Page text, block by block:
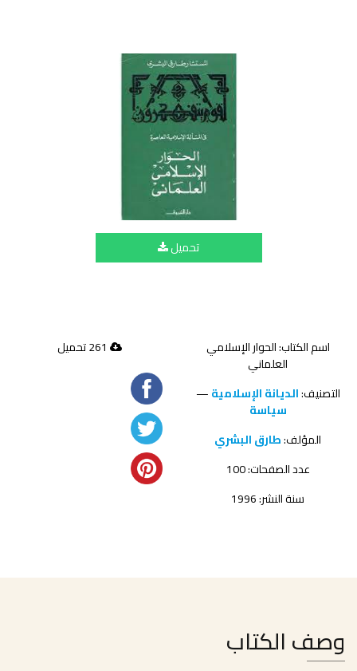
تحميل
اسم الكتاب: الحوار الإسلامي
العلماني
التصنيف:الديانة الإسلامية—
سياسة
المؤلف:طارق البشري
عدد الصفحات: 100
سنة النشر: 1996
وصف الكتاب